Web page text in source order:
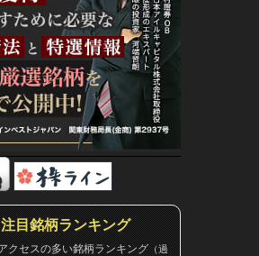
目銘柄ランキング
クセスの多い銘柄ランキング（過